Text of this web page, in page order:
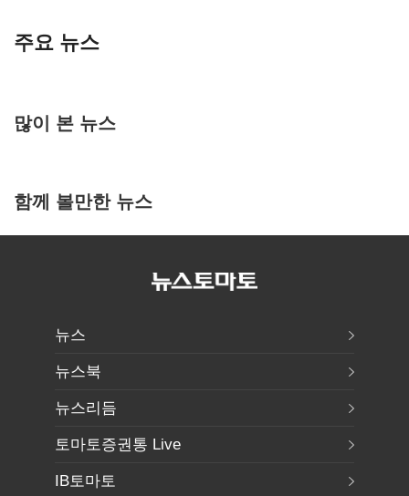
주요 뉴스
많이 본 뉴스
함께 볼만한 뉴스
뉴스
뉴스북
뉴스리듬
토마토증권통 Live
IB토마토